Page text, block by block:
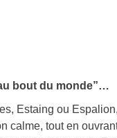
bout du monde”…
Estaing ou
calme, tout en